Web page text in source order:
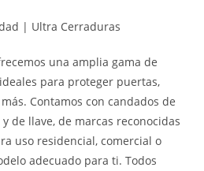
| Ultra Cerraduras
una amplia gama de
para proteger puertas,
Contamos con candados de
de llave, de marcas reconocidas
uso residencial, comercial o
adecuado para ti. Todos